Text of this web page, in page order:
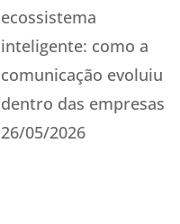
ecossistema
inteligente: como a
comunicação evoluiu
dentro das empresas
26/05/2026